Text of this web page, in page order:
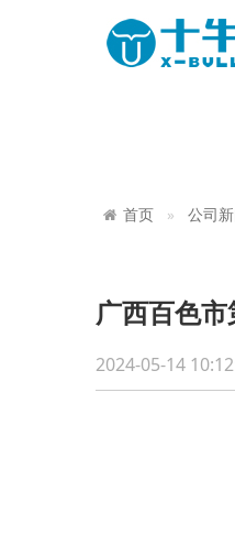
首页 公司
广西百色
2024-05-14